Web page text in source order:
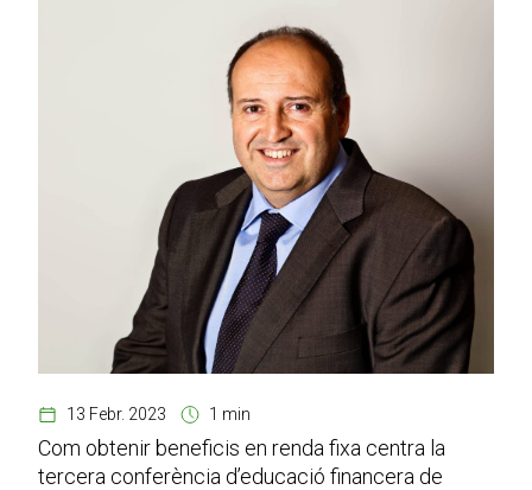
13 Febr. 2023 1 min
Com obtenir beneficis en renda fixa centra la
tercera conferència d’educació financera de